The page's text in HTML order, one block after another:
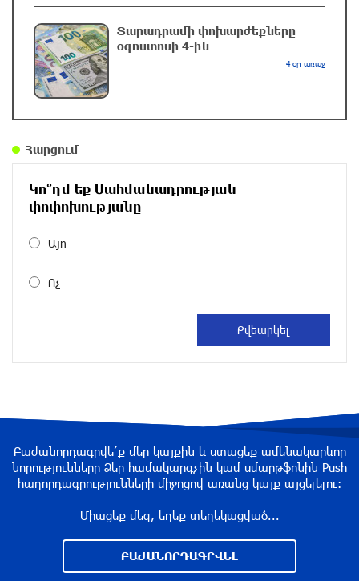
ինքնիշխան տարածքից ադրբեջանական
զինվшծ ուժերի դուրսբերման․ Իշխան
Սաղաթելյան
մեկ րոպե առաջ
վարորդին
Իրական խաղաղությանն ուղղված թիվ մեկ
քայլը պետք է լիներ մեր բոլոր գերիների
2 ժամ առաջ
2 ժամ առաջ
ՀՕՊ-ն առավոտյան խnցել է 83 անօդաչու
թռչող սարք. ՌԴ ՊՆ
Հրազդանում բացվել է Firebird AI ընկերության
Տարադրամի փոխարժեքները
օգոստոսի 4-ին
4 օր առաջ
Հարցում
Կո՞ղմ եք Սահմանադրության
փոփոխությանը
Այո
Ոչ
Բաժանորդագրվե՛ք մեր կայքին և ստացեք ամենակարևոր
նորությունները Ձեր համակարգչին կամ սմարթֆոնին Push
հաղորդագրությունների միջոցով առանց կայք այցելելու։
Միացեք մեզ, եղեք տեղեկացված...
ԲԱԺԱՆՈՐԴԱԳՐՎԵԼ